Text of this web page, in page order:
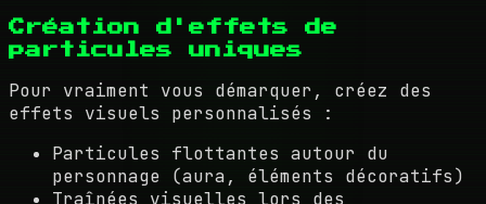
Création d'effets de
particules uniques
Pour vraiment vous démarquer, créez des
effets visuels personnalisés :
Particules flottantes autour du
personnage (aura, éléments décoratifs)
Traînées visuelles lors des